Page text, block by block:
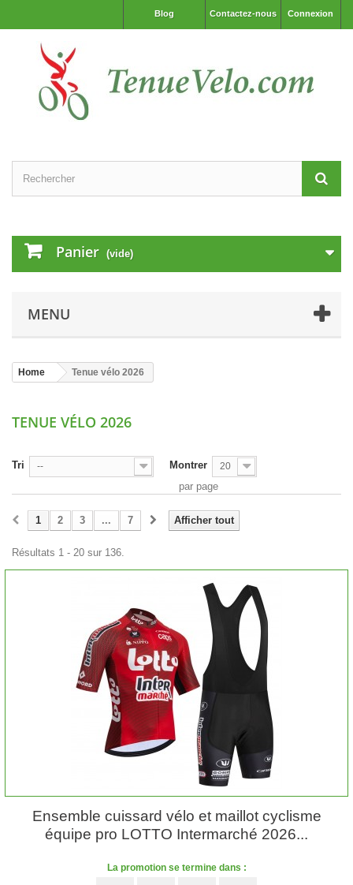
Connexion
Contactez-nous
Blog
Panier (vide)
MENU
Home Tenue vélo 2026
TENUE VÉLO 2026
Tri -- Montrer 20
par page
Afficher tout
1 2 3 ... 7
Résultats 1 - 20 sur 136.
Ensemble cuissard vélo et maillot cyclisme
équipe pro LOTTO Intermarché 2026...
La promotion se termine dans :